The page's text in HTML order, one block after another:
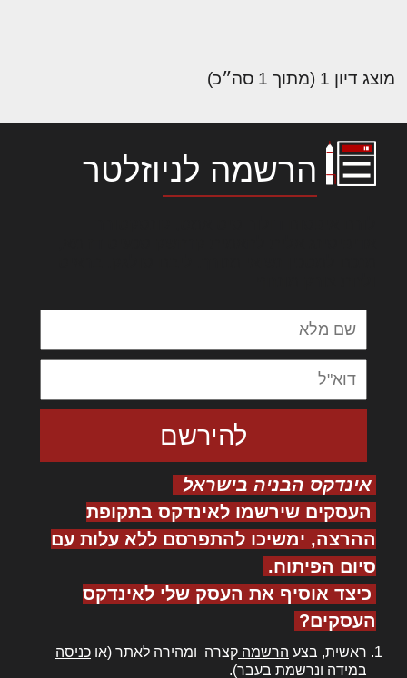
מוצג דיון 1 (מתוך 1 סה״כ)
הרשמה לניוזלטר
אינדקס הבניה בישראל
העסקים שירשמו לאינדקס בתקופת
ההרצה, ימשיכו להתפרסם ללא עלות עם
סיום הפיתוח.
כיצד אוסיף את העסק שלי לאינדקס
העסקים?
ראשית, בצע הרשמה קצרה ומהירה לאתר (או כניסה
במידה ונרשמת בעבר).